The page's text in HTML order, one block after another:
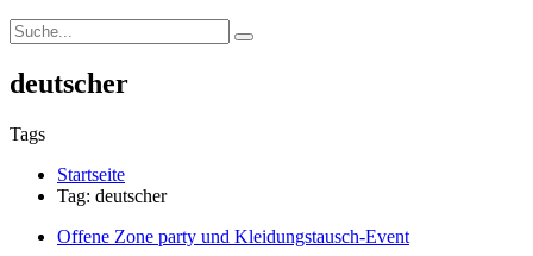
deutscher
Tags
Startseite
Tag: deutscher
Offene Zone party und Kleidungstausch-Event